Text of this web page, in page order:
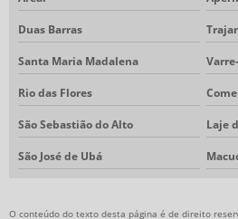
Duas Barras
Santa Maria Madalena
Rio das Flores
São Sebastião do Alto Laje
São José de Ubá
O conteúdo do texto desta página é de direito